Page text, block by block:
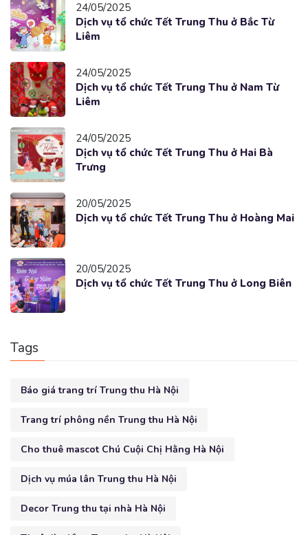
24/05/2025
Dịch vụ tổ chức Tết Trung Thu ở Bắc Từ
Liêm
24/05/2025
Dịch vụ tổ chức Tết Trung Thu ở Nam Từ
Liêm
24/05/2025
Dịch vụ tổ chức Tết Trung Thu ở Hai Bà
Trưng
20/05/2025
Dịch vụ tổ chức Tết Trung Thu ở Hoàng Mai
20/05/2025
Dịch vụ tổ chức Tết Trung Thu ở Long Biên
Tags
Báo giá trang trí Trung thu Hà Nội
Trang trí phông nền Trung thu Hà Nội
Cho thuê mascot Chú Cuội Chị Hằng Hà Nội
Dịch vụ múa lân Trung thu Hà Nội
Decor Trung thu tại nhà Hà Nội